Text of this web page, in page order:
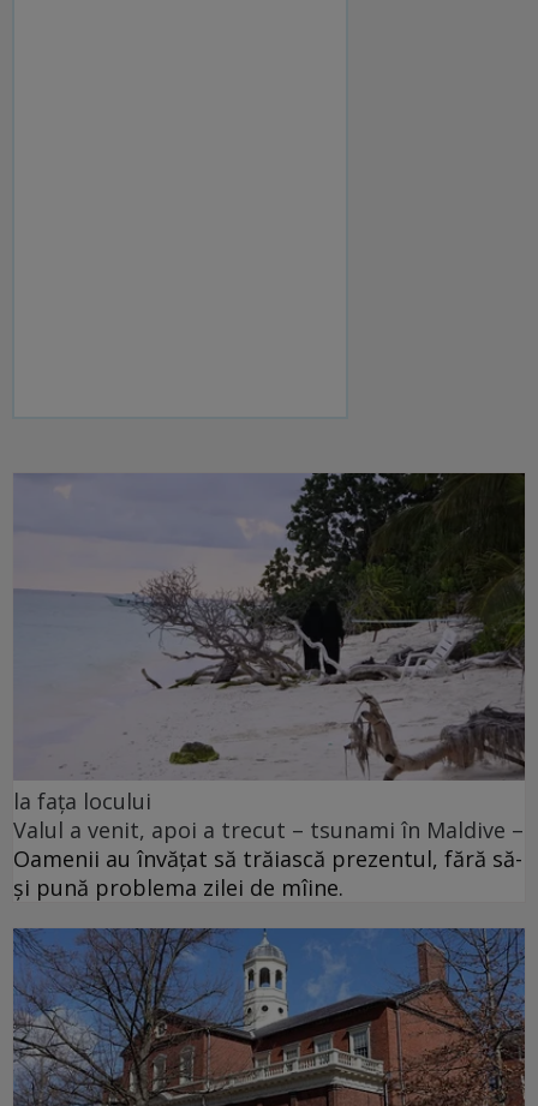
la fața locului
Valul a venit, apoi a trecut – tsunami în Maldive –
Oamenii au învățat să trăiască prezentul, fără să-
și pună problema zilei de mîine.